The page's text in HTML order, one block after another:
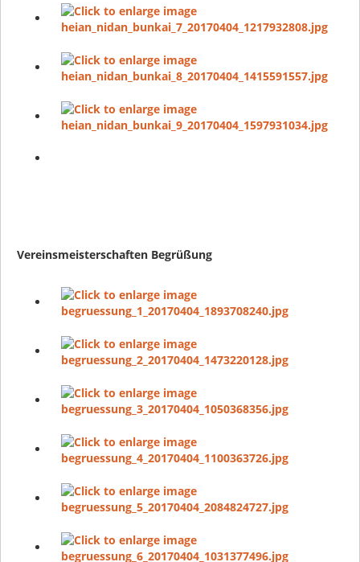
Vereinsmeisterschaften Begrüßung